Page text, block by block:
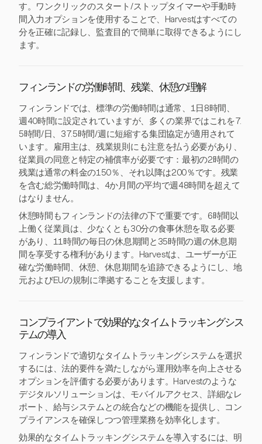
す。ワンクリックのスタート/ストップタイマーや手動時
間入力オプションを使用することで、Harvestはすべての
分を正確に記録し、監査目的で簡単に取得できるようにし
ます。
フィンランドの労働時間、残業、休憩の理解
フィンランドでは、標準の労働時間は通常、1日8時間、
週40時間に設定されていますが、多くの業界ではこれを7.
5時間/日、37.5時間/週に短縮する集団協定が適用されて
います。雇用主は、残業規則にも注意を払う必要があり、
従業員の同意と特定の補償率が必要です：最初の2時間の
残業は通常の料金の150％、それ以降は200％です。残業
を含む総労働時間は、4か月間の平均で週48時間を超えて
はなりません。
休憩時間もフィンランドの法律の下で重要です。6時間以
上働く従業員は、少なくとも30分の食事休憩を取る必要
があり、11時間の毎日の休息期間と35時間の週の休息期
間を享受する権利があります。Harvestは、ユーザーが正
確な労働時間、休憩、休息期間を追跡できるようにし、地
元およびEUの規制に準拠することを支援します。
コンプライアントで効果的なタイムトラッキングシス
テムの導入
フィンランドで適切なタイムトラッキングシステムを選択
するには、法的要件を満たしながら運用効率を向上させる
オプションを評価する必要があります。Harvestのような
デジタルソリューションは、モバイルアクセス、詳細なレ
ポート、給与システムとの統合などの機能を提供し、コン
プライアンスを確保しつつ管理業務を効率化します。
効果的なタイムトラッキングシステムを導入するには、明